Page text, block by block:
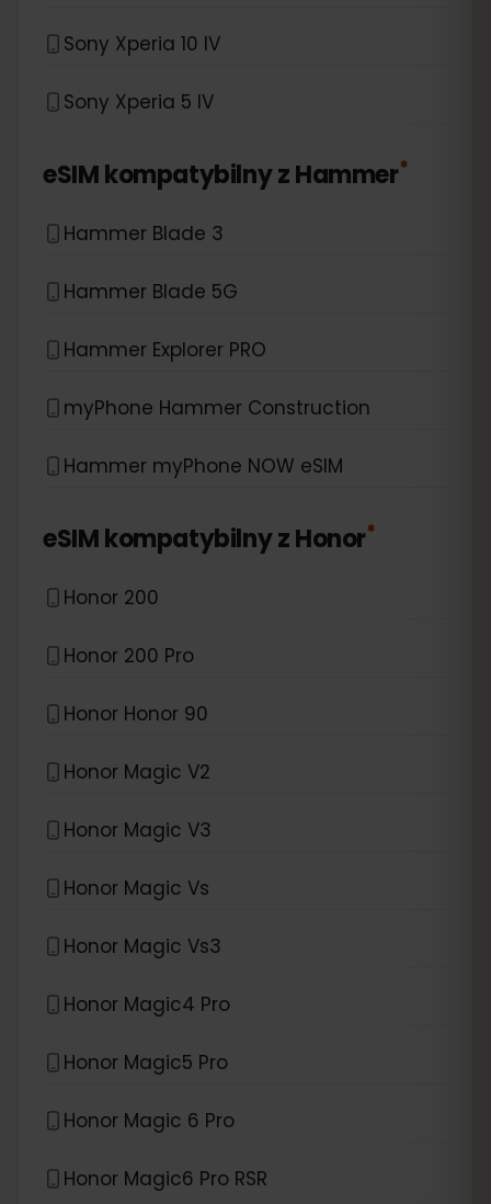
Sony Xperia 10 IV
Sony Xperia 5 IV
eSIM kompatybilny zHammer*
Hammer Blade 3
Hammer Blade 5G
Hammer Explorer PRO
myPhone Hammer Construction
Hammer myPhone NOW eSIM
eSIM kompatybilny zHonor*
Honor 200
Honor 200 Pro
Honor Honor 90
Honor Magic V2
Honor Magic V3
Honor Magic Vs
Honor Magic Vs3
Honor Magic4 Pro
Honor Magic5 Pro
Honor Magic 6 Pro
Honor Magic6 Pro RSR